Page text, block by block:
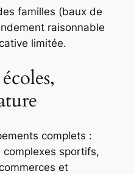
familles (baux de
raisonnable
limitée.
complets :
complexes sportifs,
et